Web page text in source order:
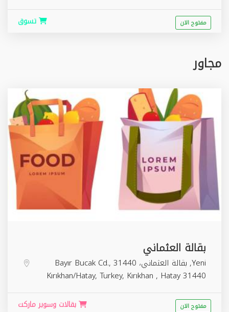
تسوق مفتوح الان
مجاور
بقالة العثماني
Yeni, بقالة العثماني، Bayır Bucak Cd., 31440
Kırıkhan/Hatay, Turkey, Kırıkhan , Hatay31440
بقالات وسوبر ماركت مفتوح الان